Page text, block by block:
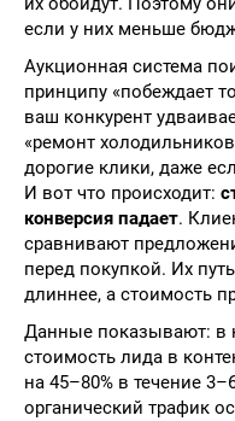
если у них меньше
Аукционная система
принципу «побеждает
ваш конкурент
«ремонт
дорогие клики, даже
И вот что происходит:
конверсия падает.
сравнивают
перед покупкой. Их
длиннее, а стоимость
Данные показывают: в
стоимость лида в
на 45–80% в течение
органический трафик